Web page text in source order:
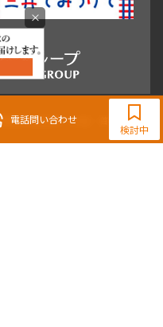
電話問い合わせ
865
定休）
検討中
経営協会会員 （公社） 首都圏不動
×